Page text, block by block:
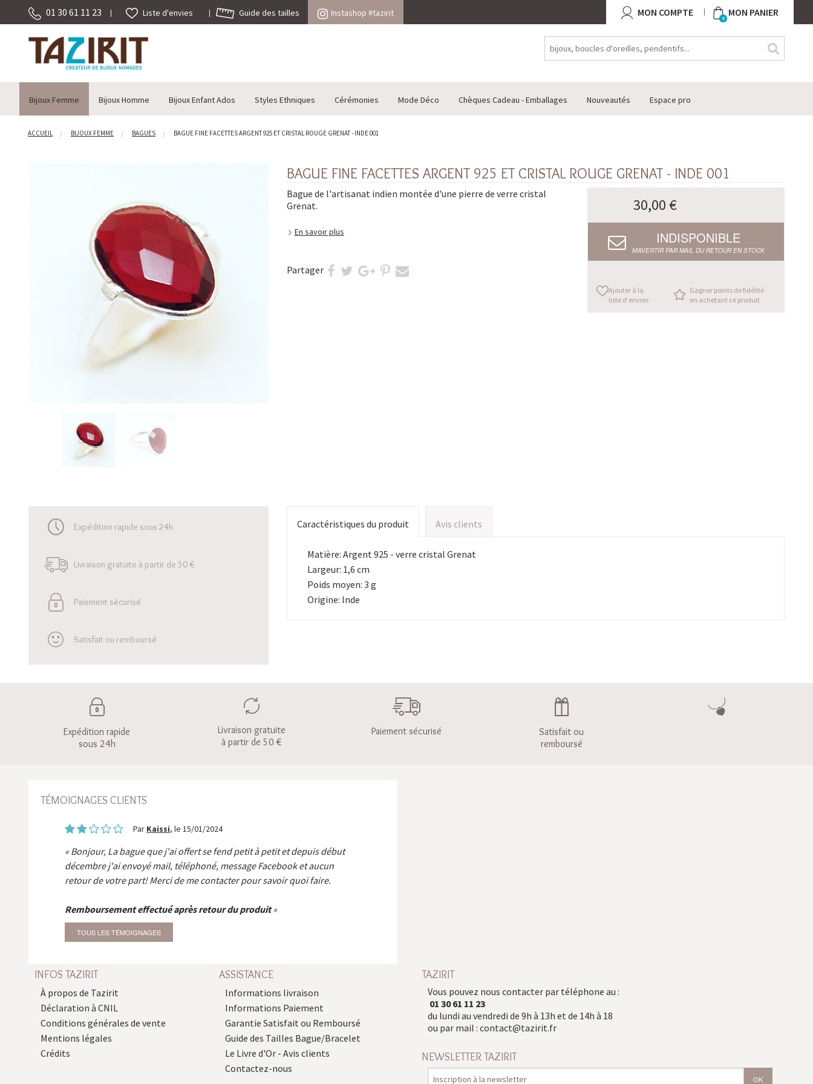
01 30 61 11 23 Liste d'envies Guide des tailles Instashop #tazirit MON COMPTE 0 MON PANIER
Bijoux Femme Bijoux Homme Bijoux Enfant Ados Styles Ethniques Cérémonies Mode Déco Chèques Cadeau - Emballages Nouveautés Espace pro
ACCUEIL BIJOUX FEMME BAGUES BAGUE FINE FACETTES ARGENT 925 ET CRISTAL ROUGE GRENAT - INDE 001
BAGUE FINE FACETTES ARGENT 925 ET CRISTAL ROUGE GRENAT - INDE 001
Bague de l'artisanat indien montée d'une pierre de verre cristal
Grenat.
En savoir plus
Partager
30,00 €
INDISPONIBLE
M’AVERTIR PAR MAIL DU RETOUR EN STOCK
Ajouter à la
liste d'envies
Gagner points de fidélité
en achetant ce produit
Expédition rapide sous 24h
Livraison gratuite à partir de 50 €
Paiement sécurisé
Satisfait ou remboursé
Caractéristiques du produit Avis clients
Matière: Argent 925 - verre cristal Grenat
Largeur: 1,6 cm
Poids moyen: 3 g
Origine: Inde
Expédition rapide
sous 24h
Livraison gratuite
à partir de 50 €
Paiement sécurisé
Satisfait ou
remboursé
TÉMOIGNAGES CLIENTS
Par Kaissi, le 15/01/2024
Bonjour, La bague que j'ai offert se fend petit à petit et depuis début
décembre j'ai envoyé mail, téléphoné, message Facebook et aucun
retour de votre part! Merci de me contacter pour savoir quoi faire.
Remboursement effectué après retour du produit
TOUS LES TÉMOIGNAGES
INFOS TAZIRIT
À propos de Tazirit
Déclaration à CNIL
Conditions générales de vente
Mentions légales
Crédits
ASSISTANCE
Informations livraison
Informations Paiement
Garantie Satisfait ou Remboursé
Guide des Tailles Bague/Bracelet
Le Livre d'Or - Avis clients
Contactez-nous
TAZIRIT
Vous pouvez nous contacter par téléphone au :
01 30 61 11 23
du lundi au vendredi de 9h à 13h et de 14h à 18
ou par mail : contact@tazirit.fr
NEWSLETTER TAZIRIT